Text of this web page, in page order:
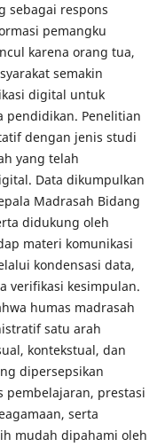
sebagai respons
pemangku
karena orang tua,
semakin
digital untuk
pendidikan. Penelitian
dengan jenis studi
yang telah
Data dikumpulkan
Madrasah Bidang
didukung oleh
materi komunikasi
kondensasi data,
verifikasi kesimpulan.
humas madrasah
satu arah
kontekstual, dan
dipersepsikan
pembelajaran, prestasi
serta
mudah dipahami oleh